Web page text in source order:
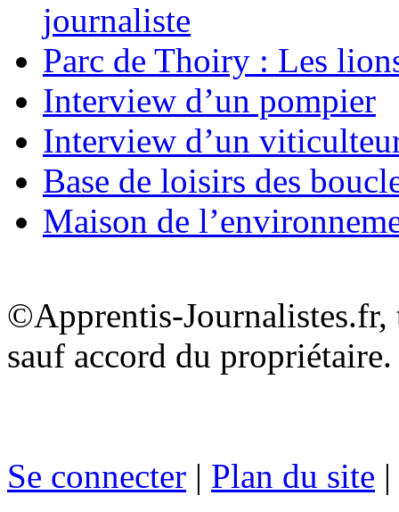
journaliste
Parc de Thoiry : Les
Interview d’un pompier
Interview d’un
Base de loisirs des
Maison de
©Apprentis-
sauf accord du propriétaire.
Se connecter | Plan du site |